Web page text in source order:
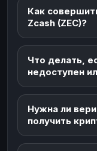
Как
Zcash (ZEC)?
Что делать,
недоступен
Нужна ли
получить